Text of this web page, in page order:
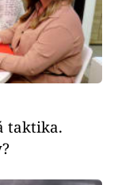
taktika.